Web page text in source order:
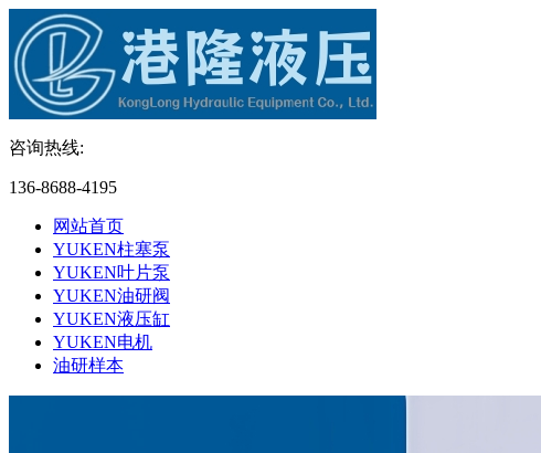
咨询热线:
136-8688-4195
网站首页
YUKEN柱塞泵
YUKEN叶片泵
YUKEN油研阀
YUKEN液压缸
YUKEN电机
油研样本